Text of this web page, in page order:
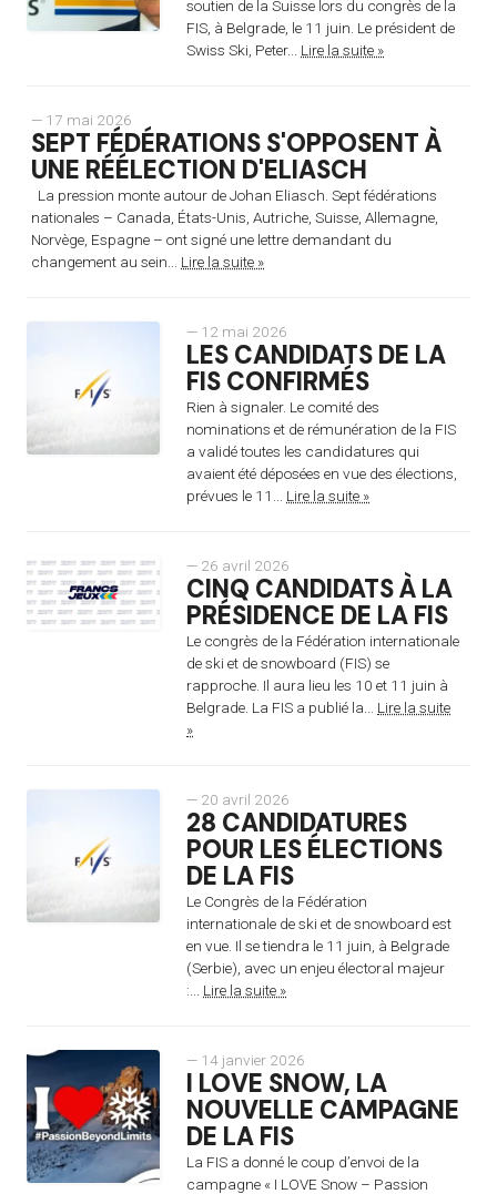
soutien de la Suisse lors du congrès de la
FIS, à Belgrade, le 11 juin. Le président de
Swiss Ski, Peter... Lire la suite »
— 17 mai 2026
SEPT FÉDÉRATIONS S'OPPOSENT À
UNE RÉÉLECTION D'ELIASCH
La pression monte autour de Johan Eliasch. Sept fédérations
nationales – Canada, États-Unis, Autriche, Suisse, Allemagne,
Norvège, Espagne – ont signé une lettre demandant du
changement au sein... Lire la suite »
— 12 mai 2026
LES CANDIDATS DE LA
FIS CONFIRMÉS
Rien à signaler. Le comité des
nominations et de rémunération de la FIS
a validé toutes les candidatures qui
avaient été déposées en vue des élections,
prévues le 11... Lire la suite »
— 26 avril 2026
CINQ CANDIDATS À LA
PRÉSIDENCE DE LA FIS
Le congrès de la Fédération internationale
de ski et de snowboard (FIS) se
rapproche. Il aura lieu les 10 et 11 juin à
Belgrade. La FIS a publié la... Lire la suite
»
— 20 avril 2026
28 CANDIDATURES
POUR LES ÉLECTIONS
DE LA FIS
Le Congrès de la Fédération
internationale de ski et de snowboard est
en vue. Il se tiendra le 11 juin, à Belgrade
(Serbie), avec un enjeu électoral majeur
:... Lire la suite »
— 14 janvier 2026
I LOVE SNOW, LA
NOUVELLE CAMPAGNE
DE LA FIS
La FIS a donné le coup d’envoi de la
campagne « I LOVE Snow – Passion